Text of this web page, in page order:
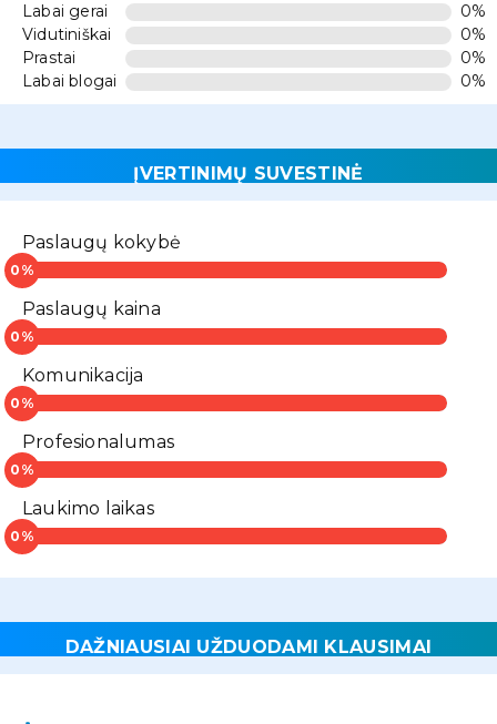
Labai gerai
0%
Vidutiniškai
0%
Prastai
0%
Labai blogai
0%
ĮVERTINIMŲ SUVESTINĖ
Paslaugų kokybė
Paslaugų kaina
Komunikacija
Profesionalumas
Laukimo laikas
DAŽNIAUSIAI UŽDUODAMI KLAUSIMAI